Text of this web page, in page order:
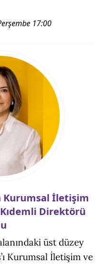
17:00
Kurumsal İletişim
Direktörü
üst düzey
Kurumsal İletişim ve